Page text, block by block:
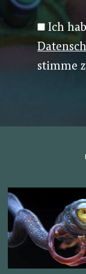
Ich
stimme